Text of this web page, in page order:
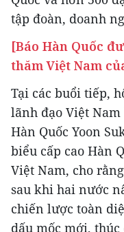
tập đoàn, doanh
[Báo Hàn Quốc
thăm Việt Nam
Tại các buổi tiếp,
lãnh đạo Việt
Hàn Quốc Yoon
biểu cấp cao Hàn
Việt Nam, cho
sau khi hai nước
chiến lược toàn
dấu mốc mới,